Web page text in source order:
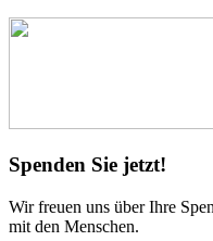
Spenden Sie jetzt!
Wir freuen uns über Ihre
mit den Menschen.